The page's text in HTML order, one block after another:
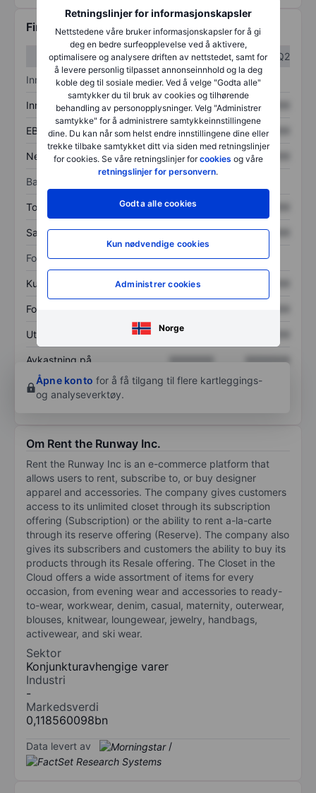
Retningslinjer for informasjonskapsler
Nettstedene våre bruker informasjonskapsler for å gi
deg en bedre surfeopplevelse ved å aktivere,
optimalisere og analysere driften av nettstedet, samt for
å levere personlig tilpasset annonseinnhold og la deg
koble deg til sosiale medier. Ved å velge "Godta alle"
samtykker du til bruk av cookies og tilhørende
behandling av personopplysninger. Velg "Administrer
samtykke" for å administrere samtykkeinnstillingene
dine. Du kan når som helst endre innstillingene dine eller
trekke tilbake samtykket ditt via siden med retningslinjer
for cookies. Se våre retningslinjer forcookies og våre
retningslinjer for personvern.
Godta alle cookies
Kun nødvendige cookies
Administrer cookies
Norge
Finansiell informasjon
Q1
Q2
Inntektsoversikt
Inntekter XXXXXXX XXXXXXX
EBITDA XXXXXXX XXXXXXX
Nettoinntekt XXXXXXX XXXXXXX
Balanse
Totale eiendeler XXXXXXX
Samlet gjeld XXXXXXX XXXXXXX
Forholdstall
Kurs/salg XXXXXXX
Fortjeneste per aksje
Utbytte per aksje XXXXXXX
Avkastning på
egenkapital
XXXXXXX
XXXXXXX
Åpne konto for å få tilgang til flere kartleggings-
og analyseverktøy.
Om Rent the Runway Inc.
Rent the Runway Inc is an e-commerce platform that
allows users to rent, subscribe to, or buy designer
apparel and accessories. The company gives customers
access to its unlimited closet through its subscription
offering (Subscription) or the ability to rent a-la-carte
through its reserve offering (Reserve). The company also
gives its subscribers and customers the ability to buy its
products through its Resale offering. The Closet in the
Cloud offers a wide assortment of items for every
occasion, from evening wear and accessories to ready-
to-wear, workwear, denim, casual, maternity, outerwear,
blouses, knitwear, loungewear, jewelry, handbags,
activewear, and ski wear.
Sektor
Konjunkturavhengige varer
Industri
-
Markedsverdi
0,118560098bn
Data levert av /